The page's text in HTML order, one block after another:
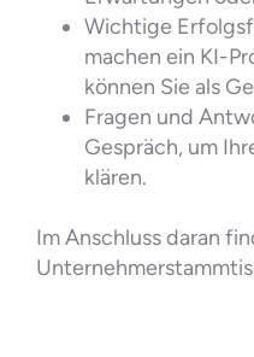
Wichtige
machen ein KI-
können Sie als
Fragen und
Gespräch, um
klären.
Im Anschluss daran